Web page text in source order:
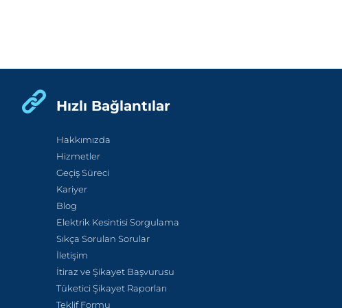
Hızlı Bağlantılar
Hakkımızda
Hizmetler
Geçiş Süreci
Kariyer
Blog
Elektrik Kesintisi Sorgulama
Sıkça Sorulan Sorular
İletişim
İtiraz ve Şikayet Başvurusu
Tüketici Şikayet Raporları
Teklif Formu